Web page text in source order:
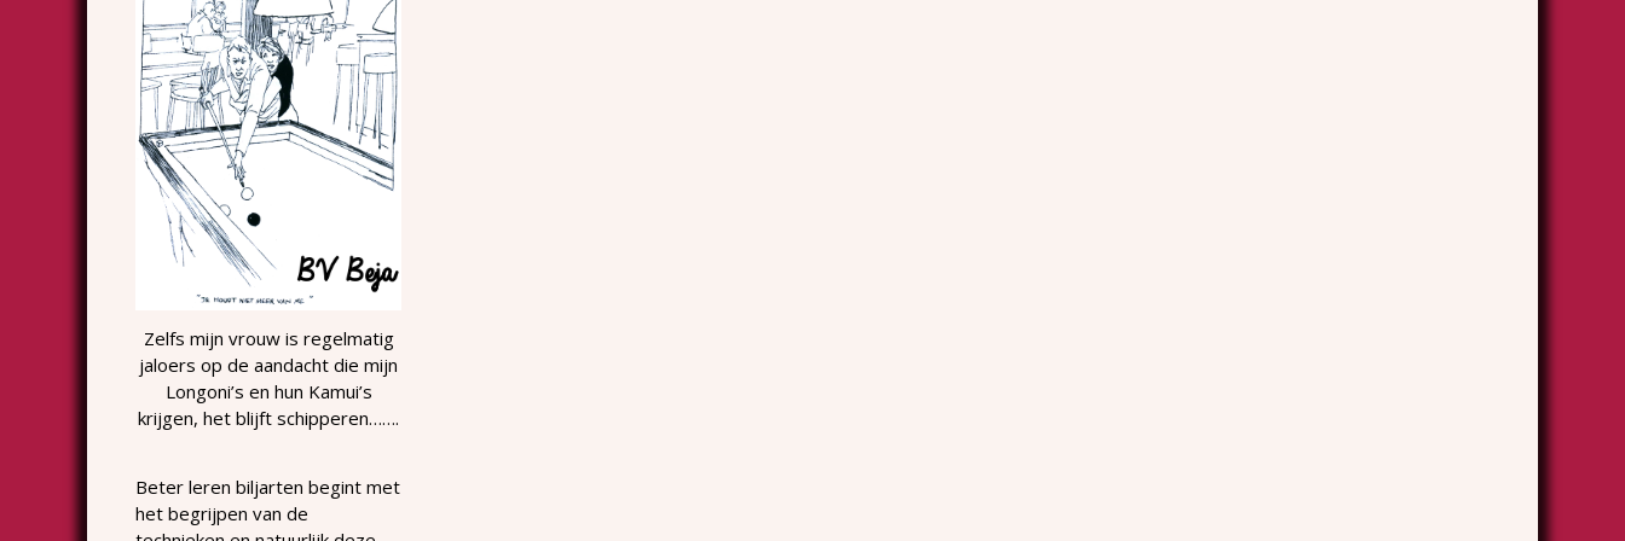
Zelfs mijn vrouw is regelmatig
jaloers op de aandacht die mijn
Longoni’s en hun Kamui’s
krijgen, het blijft schipperen…….
Beter leren biljarten begint met
het begrijpen van de